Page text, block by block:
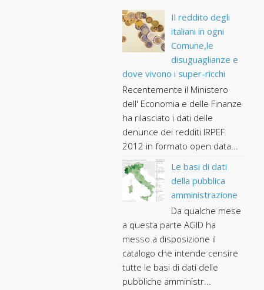
Il reddito degli
italiani in ogni
Comune,le
disuguaglianze e
dove vivono i super-ricchi
Recentemente il Ministero
dell' Economia e delle Finanze
ha rilasciato i dati delle
denunce dei redditi IRPEF
2012 in formato open data...
Le basi di dati
della pubblica
amministrazione
Da qualche mese
a questa parte AGID ha
messo a disposizione il
catalogo che intende censire
tutte le basi di dati delle
pubbliche amministr...